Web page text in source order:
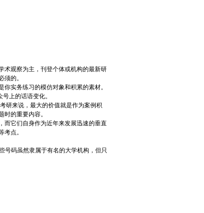
术观察为主，刊登个体或机构的最新研
的。
实务练习的模仿对象和积累的素材。
上的话语变化。
研来说，最大的价值就是作为案例积
的重要内容。
而它们自身作为近年来发展迅速的垂直
点。
号码虽然隶属于有名的大学机构，但只